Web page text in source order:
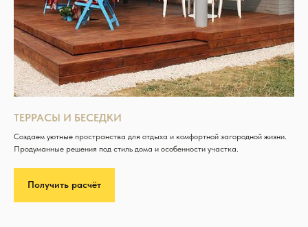
ТЕРРАСЫ И БЕСЕДКИ
Создаем уютные пространства для отдыха и комфортной загородной жизни.
Продуманные решения под стиль дома и особенности участка.
Получить расчёт